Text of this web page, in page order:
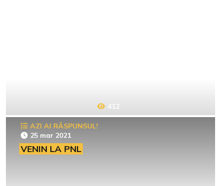
412
AZI AI RĂSPUNSUL!
25 mar 2021
VENIN LA PNL